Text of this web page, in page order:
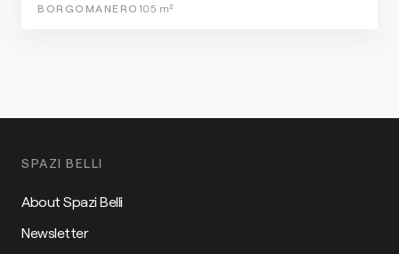
BORGOMANERO 105 m²
SPAZI BELLI
About Spazi Belli
Newsletter